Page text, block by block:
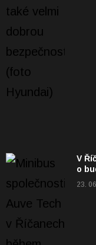
V
o
23.